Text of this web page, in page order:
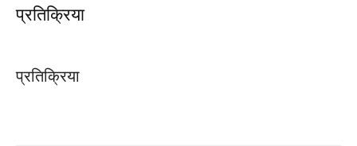
प्रतिक्रिया
प्रतिक्रिया